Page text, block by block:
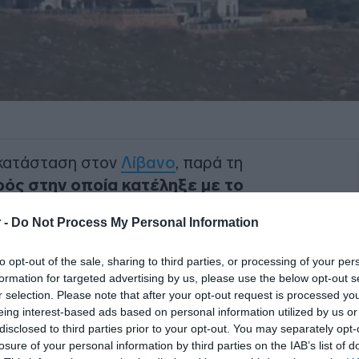
- Do Not Process My Personal Information
opt-out of the sale, sharing to third parties, or processing of your
for targeted advertising by us, please use the below opt-out
selection. Please note that after your opt-out request is processed
interest-based ads based on personal information utilized by us
to third parties prior to your opt-out. You may separately
of your personal information by third parties on the IAB’s list of
στον Λίβανο, παρά τη
στην οποία κατέληξε με το
σήμερα ότι
στο νότιο Λίβανο, μερικές ώρες
μια ισραηλινολιβανική συμφωνία
ότι θα υπάρξει «πλήρης